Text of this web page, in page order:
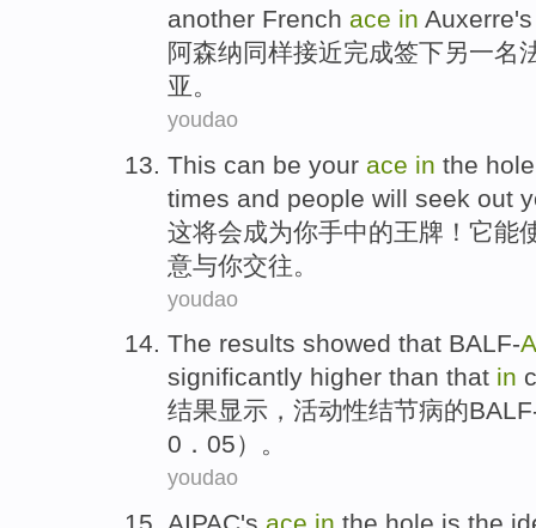
another French ace in Auxerre
阿森纳同样接近完成签下另一名
亚。
youdao
This can be your ace in the
times and people will seek out
这将会成为你手中的王牌 ！ 它能
意与你交往 。
youdao
The results showed that BALF-
significantly higher than that in
结果显示 ，活动性结节病的BALF
0．05）。
youdao